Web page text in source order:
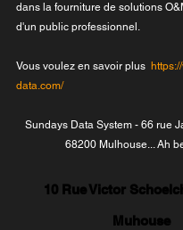
dans la fourniture de solutions
d'un public professionnel.
Vous voulez en savoir plus
data.com/
Sundays Data System - 66 rue
68200 Mulhouse... Ah
10 Rue Victor
Muhouse